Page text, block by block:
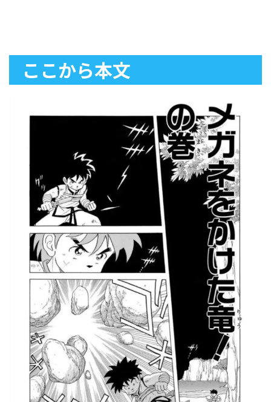
ここから本文